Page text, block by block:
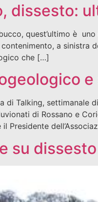
dissesto:
quest’ultimo è
a sinistra
che […]
di Talking, settimanale
di Rossano e
Presidente
su